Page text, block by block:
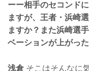
ーー相手のセコンド
ますが、王者・浜崎
ますか？また浜崎選
ベーションが上がっ
浅倉そこはそんなに